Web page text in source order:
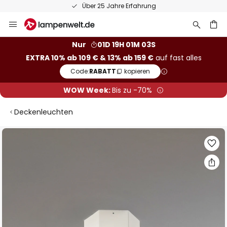
Über 25 Jahre Erfahrung
Inhalt
Nur
01D 19H 01M 03S
EXTRA 10% ab 109 € & 13% ab 159 €auf fast alles
Code:RABATT kopieren
WOW Week:Bis zu -70%
Deckenleuchten
Zum